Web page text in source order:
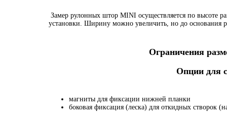
Замер рулонных штор MINI осуществляется по высоте
установки. Ширину можно увеличить, но до основания
Ограничения
Опции для
магниты для фиксации нижней планки
боковая фиксация (леска) для откидных створок